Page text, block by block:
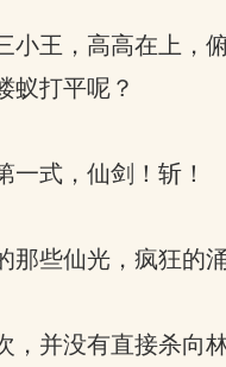
王，高高在上，
蚁打平呢？
式，仙剑！斩！
些仙光，疯狂的涌
并没有直接杀向